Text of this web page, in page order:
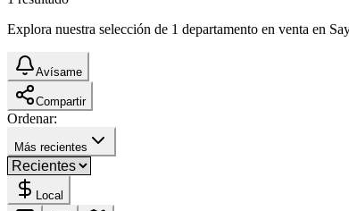
Explora nuestra selección de 1 departamento en venta en
Avísame
Compartir
Ordenar:
Más recientes
Local